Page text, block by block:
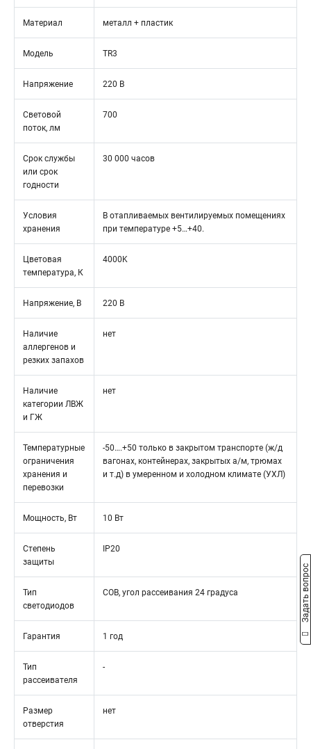
Материал металл + пластик
Модель TR3
Напряжение 220 В
Световой
поток, лм
700
Срок службы
или срок
годности
30 000 часов
Условия
хранения
В отапливаемых вентилируемых помещениях
при температуре +5…+40.
Цветовая
температура, К
4000K
Напряжение, В 220 В
Наличие
аллергенов и
резких запахов
нет
Наличие
категории ЛВЖ
и ГЖ
нет
Температурные
ограничения
хранения и
перевозки
-50….+50 только в закрытом транспорте (ж/д
вагонах, контейнерах, закрытых а/м, трюмах
и т.д) в умеренном и холодном климате (УХЛ)
Мощность, Вт 10 Вт
Степень
защиты
IP20
Тип
светодиодов
COB, угол рассеивания 24 градуса
Гарантия 1 год
Тип
рассеивателя
-
Размер
отверстия
нет
Задать вопрос